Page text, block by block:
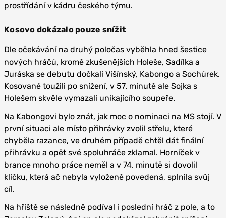
prostřídání v kádru českého týmu.
Kosovo dokázalo pouze snížit
Dle očekávání na druhý poločas vyběhla hned šestice
nových hráčů, kromě zkušenějších Holeše, Sadílka a
Juráska se debutu dočkali Višínský, Kabongo a Sochůrek.
Kosované toužili po snížení, v 57. minutě ale Sojka s
Holešem skvěle vymazali unikajícího soupeře.
Na Kabongovi bylo znát, jak moc o nominaci na MS stojí. V
první situaci ale místo přihrávky zvolil střelu, které
chyběla razance, ve druhém případě chtěl dát finální
přihrávku a opět své spoluhráče zklamal. Horníček v
brance mnoho práce neměl a v 74. minutě si dovolil
kličku, která ač nebyla vyloženě povedená, splnila svůj
cíl.
Na hřiště se následně podíval i poslední hráč z pole, a to